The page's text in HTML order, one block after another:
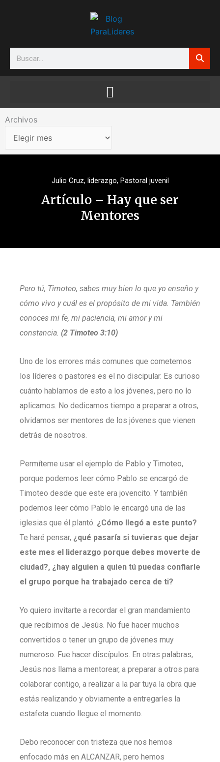
Search
Archivos
Archivos
Julio Cruz, liderazgo, Pastoral juvenil
Artículo – Hay que ser
Mentores
Pero tú, Timoteo, sabes muy bien lo que yo enseño y
cómo vivo y cuál es el propósito de mi vida. También
conoces mi fe, mi paciencia, mi amor y mi
constancia. (2 Timoteo 3:10)
Uno de los errores más comunes que cometemos
los líderes o pastores es el no discipular. Es curioso
cuánto hablamos de esto a los jóvenes, pero no lo
aplicamos. No dedicamos tiempo a preparar a otros,
olvidamos ser mentores de los jóvenes que vienen
detrás de nosotros.
Permíteme usar el ejemplo de Pablo y Timoteo,
porque podemos leer cómo Pablo se encargó de
Timoteo desde que este era jovencito. Y también
podemos leer cómo Pablo le encargó una de las
iglesias que él plantó. ¿Cómo llegó a este punto?
Te haré pensar, ¿qué pasaría si tuvieras que dejar
este mes el liderazgo porque debes moverte de
ciudad?, ¿hay alguien a quien tú puedas confiarle
el grupo porque ha trabajado cerca de ti?
Yo quiero invitarte a recordar el gran mandamiento
que recibimos de Jesús. No fue hacer muchos
convertidos o tener un grupo de jóvenes muy
numeroso. Fue hacer discípulos. En otras palabras,
Jesús nos llama a mentorear, a preparar a otros para
colaborar contigo, a realizar a la par tuya la obra que
estás realizando y obviamente a entregarles la
estafeta cuando llegue el momento.
Debo reconocer con tristeza que nos hemos
enfocado más en ALCANZAR, pero hemos